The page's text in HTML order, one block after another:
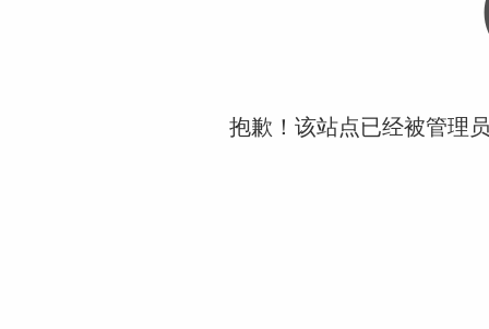
抱歉！该站点已经被管理